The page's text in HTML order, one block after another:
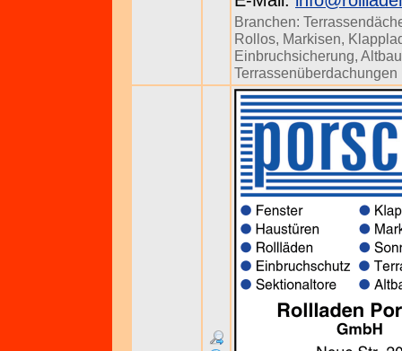
Branchen:
Rollos, Markisen,
Einbruchsicherung,
Terrassenüberdachungen